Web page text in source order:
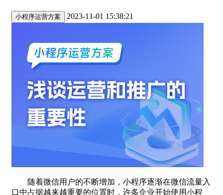
小程序运营方案 2023-11-01 15:38:21
随着微信用户的不断增加，小程序逐渐在微信流量入
口中占据越来越重要的位置时，许多企业开始使用小程